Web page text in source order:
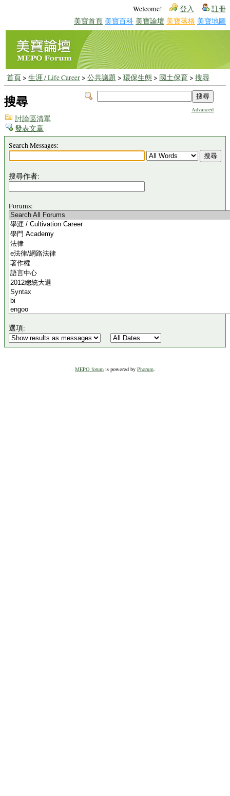
Welcome! 登入 註冊
美寶首頁 美寶百科 美寶論壇 美寶落格 美寶地圖
首頁> 生涯 / Life Career> 公共議題 > 環保生態> 國土保育> 搜尋
Advanced
搜尋
討論區清單
發表文章
Search Messages:
搜尋作者:
Forums:
選項:
MEPO forum is powered by Phorum.